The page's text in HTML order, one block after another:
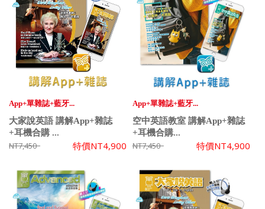
App+單雜誌+藍牙...
大家說英語 講解App+雜誌
+耳機合購 ...
NT7,450 特價NT4,900
App+單雜誌+藍牙...
空中英語教室 講解App+雜誌
+耳機合購...
NT7,450 特價NT4,900